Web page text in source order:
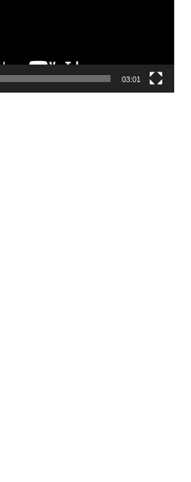
03:01